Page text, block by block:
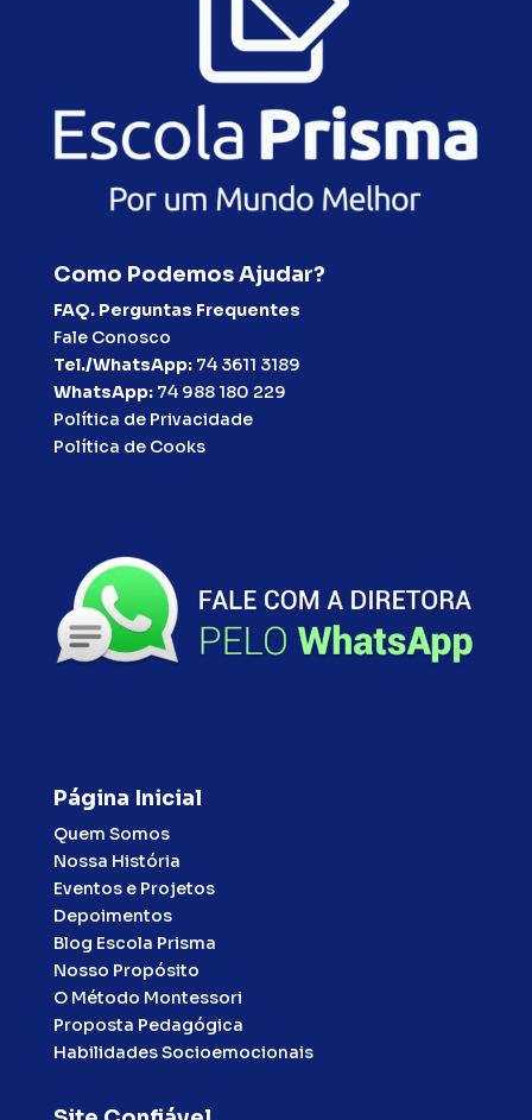
Como Podemos Ajudar?
FAQ. Perguntas Frequentes
Fale Conosco
Tel./WhatsApp: 74 3611 3189
WhatsApp: 74 988 180 229
Política de Privacidade
Política de Cooks
Página Inicial
Quem Somos
Nossa História
Eventos e Projetos
Depoimentos
Blog Escola Prisma
Nosso Propósito
O Método Montessori
Proposta Pedagógica
Habilidades Socioemocionais